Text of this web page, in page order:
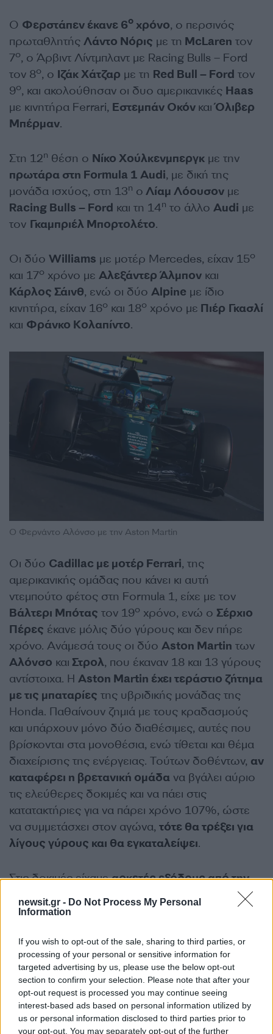
newsit.gr - Do Not Process My Personal
Information
If you wish to opt-out of the sale, sharing to third parties, or
processing of your personal or sensitive information for
targeted advertising by us, please use the below opt-out
section to confirm your selection. Please note that after your
opt-out request is processed you may continue seeing
interest-based ads based on personal information utilized by
us or personal information disclosed to third parties prior to
your opt-out. You may separately opt-out of the further
Ο Φερστάπεν έκανε 6ο χρόνο, ο περσινός
πρωταθλητής Λάντο Νόρις με τη McLaren τον
7ο, ο Άρβιντ Λίντμπλαντ με Racing Bulls – Ford
τον 8ο, ο Ιζάκ Χάτζαρ με τη Red Bull – Ford τον
9ο, και ακολούθησαν οι δυο αμερικανικές Haas
με κινητήρα Ferrari, Εστεμπάν Οκόν καιΌλιβερ
Μπέρμαν.
Στη 12η θέση ο Νίκο Χούλκενμπεργκ με την
πρωτάρα στη Formula 1 Audi, με δική της
μονάδα ισχύος, στη 13η ο Λίαμ Λόουσον με
Racing Bulls – Ford και τη 14η το άλλο Audi με
τον Γκαμπριέλ Μπορτολέτο.
Οι δύο Williams με μοτέρ Mercedes, είχαν 15ο
και 17ο χρόνο με Αλεξάντερ Άλμπον και
Κάρλος Σάινθ, ενώ οι δύο Alpine με ίδιο
κινητήρα, είχαν 16ο και 18ο χρόνο με Πιέρ Γκασλί
και Φράνκο Κολαπίντο.
Ο Φερνάντο Αλόνσο με την Aston Martin
Οι δύο Cadillac με μοτέρ Ferrari, της
αμερικανικής ομάδας που κάνει κι αυτή
ντεμπούτο φέτος στη Formula 1, είχε με τον
Βάλτερι Μπότας τον 19ο χρόνο, ενώ ο Σέρχιο
Πέρες έκανε μόλις δύο γύρους και δεν πήρε
χρόνο. Ανάμεσά τους οι δύο Aston Martin των
Αλόνσο και Στρολ, που έκαναν 18 και 13 γύρους
αντίστοιχα. Η Aston Martin έχει τεράστιο ζήτημα
με τις μπαταρίες της υβριδικής μονάδας της
Honda. Παθαίνουν ζημιά με τους κραδασμούς
και υπάρχουν μόνο δύο διαθέσιμες, αυτές που
βρίσκονται στα μονοθέσια, ενώ τίθεται και θέμα
διαχείρισης της ενέργειας. Τούτων δοθέντων, αν
καταφέρει η βρετανική ομάδα να βγάλει αύριο
τις ελεύθερες δοκιμές και να πάει στις
κατατακτήριες για να πάρει χρόνο 107%, ώστε
να συμμετάσχει στον αγώνα, τότε θα τρέξει για
λίγους γύρους και θα εγκαταλείψει.
Στις δοκιμές είχαμεαρκετές εξόδους από την
, όπως του Χάτζαρ, μια σύγκρουση Ράσελ
και Λίντμπλαντ στο pitlane.